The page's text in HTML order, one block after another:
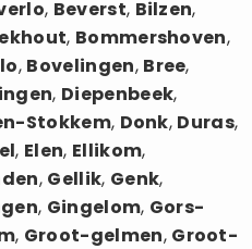
, Beverst, Bilzen,
, Bommershoven,
, Bovelingen, Bree,
, Diepenbeek,
Stokkem, Donk, Duras,
, Elen, Ellikom,
, Gellik, Genk,
, Gingelom, Gors-
, Groot-gelmen, Groot-